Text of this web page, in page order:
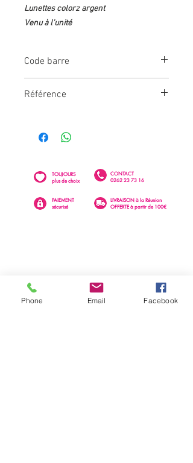
Lunettes colorz argent
Venu à l'unité
Code barre
Référence
CONTACT
0262 23 73 16
TOUJOURS
plus de choix
PAIEMENT
sécurisé
LIVRAISON à la Réunion
OFFERTE à partir de 100€
Phone Email Facebook